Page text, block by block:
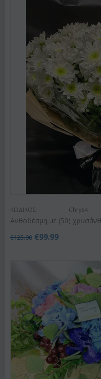
ΚΩΔΙΚΟΣ: Chrys4
Ανθοδέσμη με (50)
€125.00 €99.99